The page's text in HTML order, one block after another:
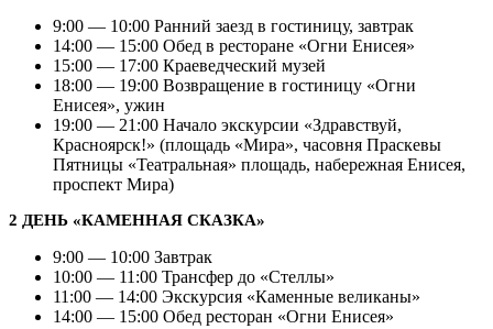
9:00 — 10:00 Ранний заезд в гостиницу, завтрак
14:00 — 15:00 Обед в ресторане «Огни Енисея»
15:00 — 17:00 Краеведческий музей
18:00 — 19:00 Возвращение в гостиницу «Огни
Енисея», ужин
19:00 — 21:00 Начало экскурсии «Здравствуй,
Красноярск!» (площадь «Мира», часовня Праскевы
Пятницы «Театральная» площадь, набережная Енисея,
проспект Мира)
2 ДЕНЬ «КАМЕННАЯ СКАЗКА»
9:00 — 10:00 Завтрак
10:00 — 11:00 Трансфер до «Стеллы»
11:00 — 14:00 Экскурсия «Каменные великаны»
14:00 — 15:00 Обед ресторан «Огни Енисея»